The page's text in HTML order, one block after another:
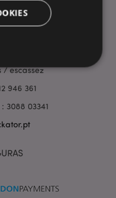
da Puckator
/ escassez
946 361
3088 03341
Desempenho
permitem
sítio web não
Provider